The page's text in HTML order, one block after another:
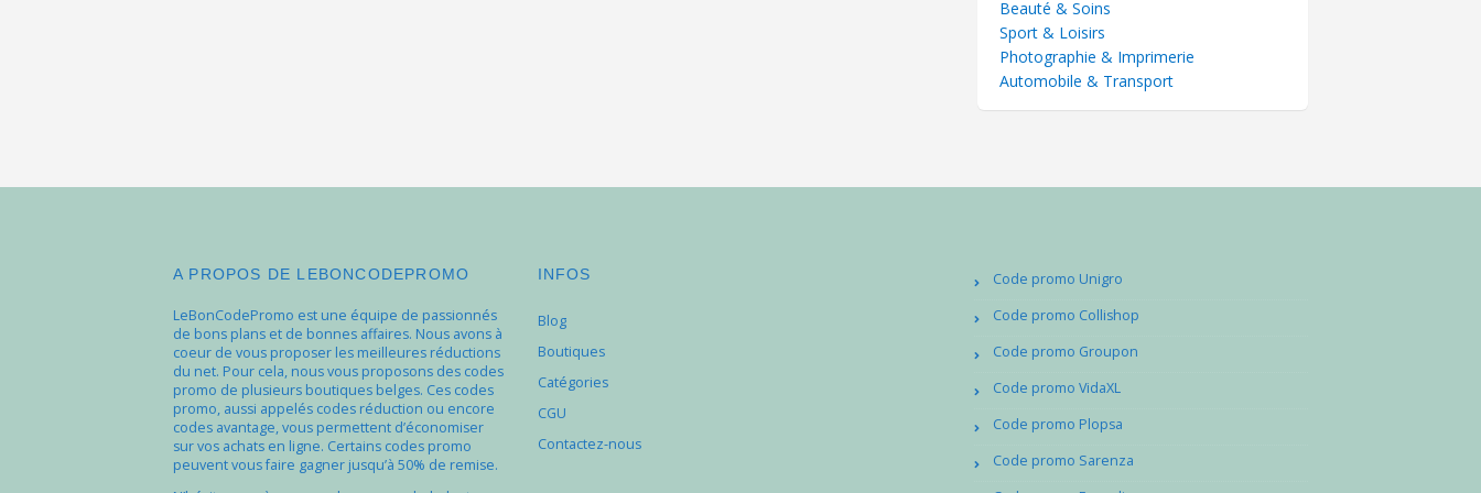
Beauté & Soins
Sport & Loisirs
Photographie & Imprimerie
Automobile & Transport
A PROPOS DE LEBONCODEPROMO
LeBonCodePromo est une équipe de passionnés
de bons plans et de bonnes affaires. Nous avons à
coeur de vous proposer les meilleures réductions
du net. Pour cela, nous vous proposons des codes
promo de plusieurs boutiques belges. Ces codes
promo, aussi appelés codes réduction ou encore
codes avantage, vous permettent d’économiser
sur vos achats en ligne. Certains codes promo
peuvent vous faire gagner jusqu’à 50% de remise.
INFOS
Blog
Boutiques
Catégories
CGU
Contactez-nous
Code promo Unigro
Code promo Collishop
Code promo Groupon
Code promo VidaXL
Code promo Plopsa
Code promo Sarenza